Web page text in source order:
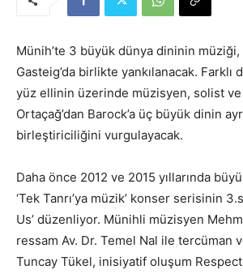
Münih’te 3 büyük dünya dininin müziği,
Gasteig’da birlikte yankılanacak. Farklı
yüz ellinin üzerinde müzisyen, solist ve
Ortaçağ’dan Barock’a üç büyük dinin
birleştiriciliğini vurgulayacak.
Daha önce 2012 ve 2015 yıllarında
‘Tek Tanrı’ya müzik’ konser serisinin
Us’ düzenliyor. Münihli müzisyen
ressam Av. Dr. Temel Nal ile tercüman
Tuncay Tükel, inisiyatif oluşum Respect